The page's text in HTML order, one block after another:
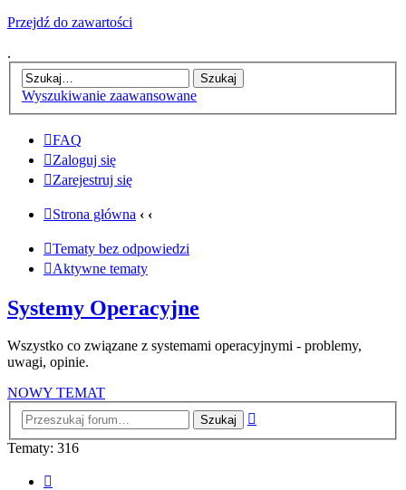
Przejdź do zawartości
.
Wyszukiwanie zaawansowane
FAQ
Zaloguj się
Zarejestruj się
Strona główna ‹ ‹
Tematy bez odpowiedzi
Aktywne tematy
Systemy Operacyjne
Wszystko co związane z systemami operacyjnymi - problemy,
uwagi, opinie.
NOWY TEMAT
Tematy: 316